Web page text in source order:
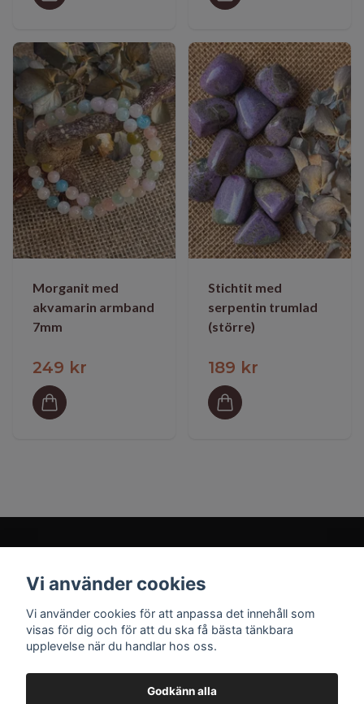
Morganit med
akvamarin armband
7mm
249 kr
Stichtit med
serpentin trumlad
(större)
189 kr
Prenumerera på vårt nyhetsbrev
Vi använder cookies
Vi använder cookies för att anpassa det innehåll som
visas för dig och för att du ska få bästa tänkbara
upplevelse när du handlar hos oss.
Godkänn alla